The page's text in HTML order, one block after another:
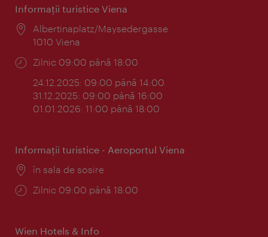
Informaţii turistice Viena
Locul:
Albertinaplatz/Maysedergasse
1010 Viena
Program:
Zilnic 09:00 până 18:00
24.12.2025: 09:00 până 14:00
31.12.2025: 09:00 până 16:00
01.01.2026: 11:00 până 18:00
Informaţii turistice - Aeroportul Viena
Locul:
în sala de sosire
Program:
Zilnic 09:00 până 18:00
Wien Hotels & Info